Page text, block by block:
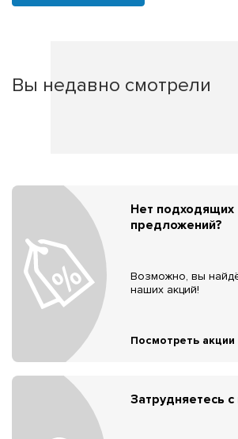
Вы недавно смотрели
Нет подходящих
предложений?
Возможно, вы
наших акций!
Посмотреть акции
Затрудняетесь